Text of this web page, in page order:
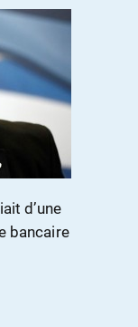
d’une
bancaire